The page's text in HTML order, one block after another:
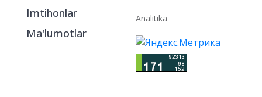
Imtihonlar
Ma'lumotlar
Analitika